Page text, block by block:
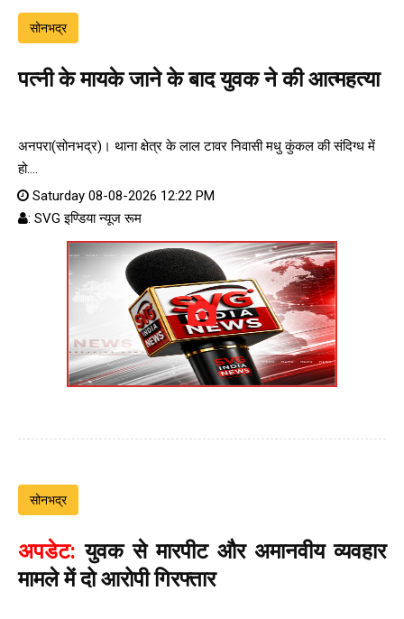
सोनभद्र
पत्नी के मायके जाने के बाद युवक ने की आत्महत्या
अनपरा(सोनभद्र)। थाना क्षेत्र के लाल टावर निवासी मधु कुंकल की संदिग्ध में
हो....
Saturday 08-08-2026 12:22 PM
: SVG इण्डिया न्यूज रूम
सोनभद्र
अपडेट: युवक से मारपीट और अमानवीय व्यवहार
मामले में दो आरोपी गिरफ्तार